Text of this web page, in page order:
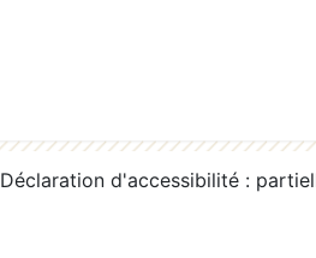
Déclaration d'accessibilité :